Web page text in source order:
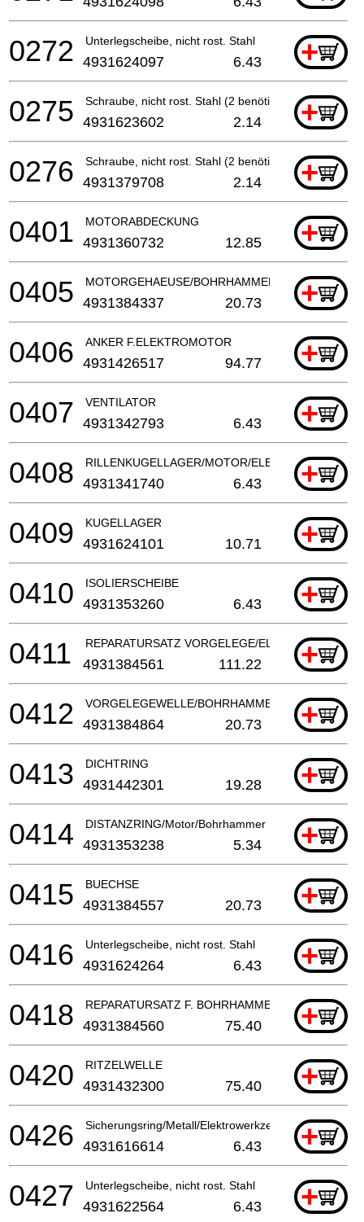
Unterlegscheibe, nicht rost. Stahl +
0272 4931624097 6.43
Schraube, nicht rost. Stahl (2 benötigt) +
0275 4931623602 2.14
Schraube, nicht rost. Stahl (2 benötigt) +
0276 4931379708 2.14
MOTORABDECKUNG +
0401 4931360732 12.85
MOTORGEHAEUSE/BOHRHAMMER +
0405 4931384337 20.73
ANKER F.ELEKTROMOTOR +
0406 4931426517 94.77
VENTILATOR +
0407 4931342793 6.43
RILLENKUGELLAGER/MOTOR/ +
0408 4931341740 6.43
KUGELLAGER +
0409 4931624101 10.71
ISOLIERSCHEIBE +
0410 4931353260 6.43
REPARATURSATZ VORGELEGE/ +
0411 4931384561 111.22
VORGELEGEWELLE/BOHRHAMMER +
0412 4931384864 20.73
DICHTRING +
0413 4931442301 19.28
DISTANZRING/Motor/Bohrhammer +
0414 4931353238 5.34
BUECHSE +
0415 4931384557 20.73
Unterlegscheibe, nicht rost. Stahl +
0416 4931624264 6.43
REPARATURSATZ F. BOHRHAMMER +
0418 4931384560 75.40
RITZELWELLE +
0420 4931432300 75.40
Sicherungsring/Metall/Elektrowerkzeuge +
0426 4931616614 6.43
Unterlegscheibe, nicht rost. Stahl +
0427 4931622564 6.43